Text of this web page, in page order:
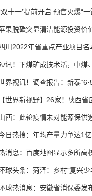
双十一”提前开启 预售火爆“
果脱碳突显清洁能源投资价
四川2022年省重点产业项目
讯！下煤矿成技术活，中煤
界视讯！调查报告：新泰
【世界新视野】26家！陕西
西：此轮疫情未对能源保供
日热搜：年均产量力争达1
消息：百度地图显示多所高
球头条：菏泽：乡村“复兴少
球热消息：安徽省消保委发